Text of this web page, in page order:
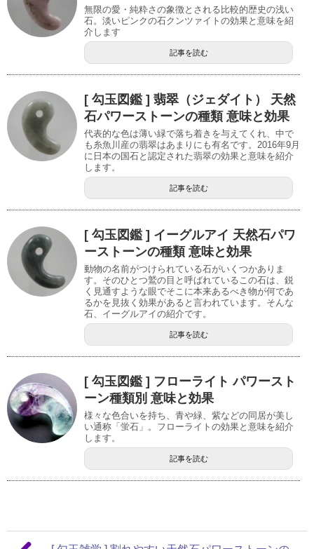
無限の愛・純粋さの象徴とされる比較的歴史の浅い
石。淡いピンクの石クンツァイトの効果と意味を紹
介します
記事を読む
[ 勾玉図鑑 ] 翡翠（ジェダイト） 天然
石パワーストーンの種類 意味と効果
代表的な色は薄い緑で落ち着きを与えてくれ、中で
も糸魚川産の翡翠はあまりにも有名です。2016年9月
に日本の国石と認定された翡翠の効果と意味を紹介
します。
記事を読む
[ 勾玉図鑑 ] イーグルアイ 天然石パワ
ーストーンの種類 意味と効果
動物の名前がつけられている石がいくつかありま
す。そのひとつ鷲の目と呼ばれているこの石は、鋭
く見通すような眼でそこに本来あるべき物が何であ
るかを見抜く効果があると言われています。そんな
石、イーグルアイの紹介です。
記事を読む
[ 勾玉図鑑 ] フローライト パワースト
ーン種類別 意味と効果
様々な色合いを持ち、青や緑、紫などの同居が美し
い通称「蛍石」。フローライトの効果と意味を紹介
します。
記事を読む